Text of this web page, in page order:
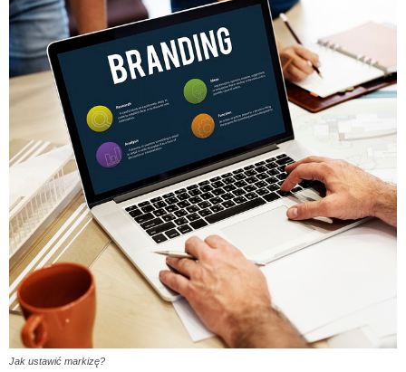
Jak ustawić markizę?